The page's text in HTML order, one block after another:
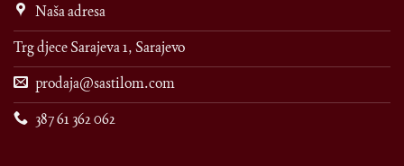
Naša adresa
Trg djece Sarajeva 1, Sarajevo
prodaja@sastilom.com
387 61 362 062